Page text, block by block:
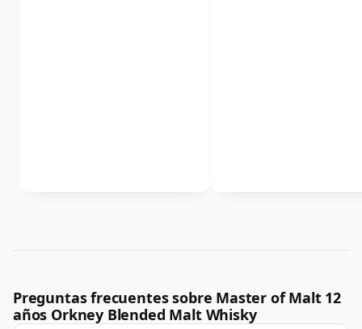
Preguntas frecuentes sobre Master of Malt 12
años Orkney Blended Malt Whisky